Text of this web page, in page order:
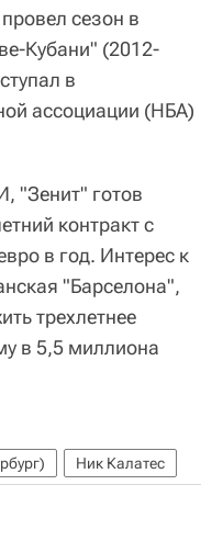
сезон в
Кубани" (2012-
в
ассоциации (НБА)
"Зенит" готов
контракт с
в год. Интерес к
"Барселона",
трехлетнее
в 5,5 миллиона
Ник Калатес